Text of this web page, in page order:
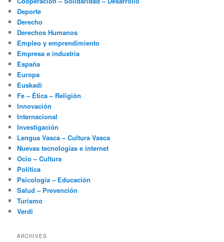
Deporte
Derecho
Derechos Humanos
Empleo y emprendimiento
Empresa e industria
España
Europa
Euskadi
Fe – Ética – Religión
Innovación
Internacional
Investigación
Lengua Vasca – Cultura Vasca
Nuevas tecnologías e internet
Ocio – Cultura
Política
Psicología – Educación
Salud – Prevención
Turismo
Verdi
ARCHIVES